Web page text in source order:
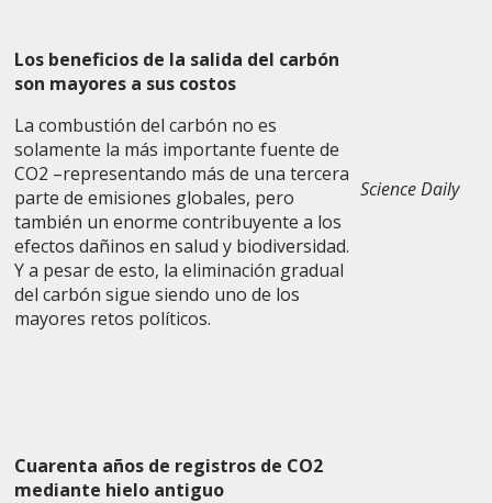
Los beneficios de la salida del carbón
son mayores a sus costos
La combustión del carbón no es
solamente la más importante fuente de
CO2 –representando más de una tercera
parte de emisiones globales, pero
también un enorme contribuyente a los
efectos dañinos en salud y biodiversidad.
Y a pesar de esto, la eliminación gradual
del carbón sigue siendo uno de los
mayores retos políticos.
Science Daily
Cuarenta años de registros de CO2
mediante hielo antiguo